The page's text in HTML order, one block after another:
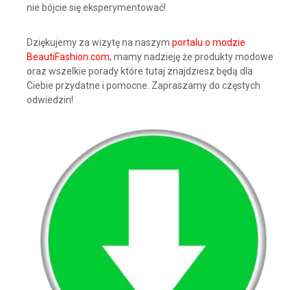
nie bójcie się eksperymentować!
Dziękujemy za wizytę na naszym portalu o modzie
BeautiFashion.com, mamy nadzieję że produkty modowe
oraz wszelkie porady które tutaj znajdziesz będą dla
Ciebie przydatne i pomocne. Zapraszamy do częstych
odwiedzin!